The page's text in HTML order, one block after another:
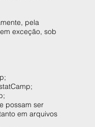
pela
exceção, sob
possam ser
em arquivos